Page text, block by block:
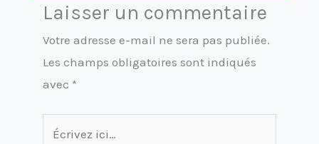
Laisser un commentaire
Votre adresse e-mail ne sera pas publiée.
Les champs obligatoires sont indiqués
avec *